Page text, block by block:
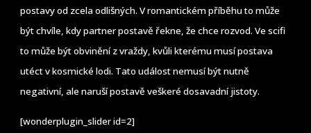
postavy od zcela odlišných. V romantickém příběhu to může
být chvíle, kdy partner postavě řekne, že chce rozvod. Ve scifi
to může být obvinění z vraždy, kvůli kterému musí postava
utéct v kosmické lodi. Tato událost nemusí být nutně
negativní, ale naruší postavě veškeré dosavadní jistoty.
[wonderplugin_slider id=2]